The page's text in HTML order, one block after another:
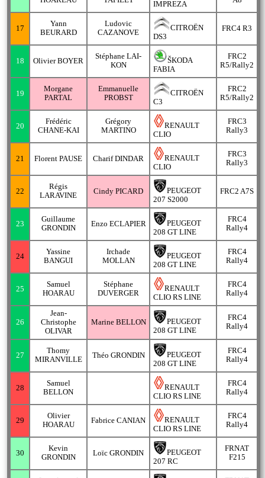
IMPREZA
17
Yann
BEURARD
Ludovic
CAZANOVE
CITROËN
DS3
FRC4 R3
18 Olivier BOYER
Stéphane LAI-
KON
ŠKODA
FABIA
FRC2
R5/Rally2
19
Morgane
PARTAL
Emmanuelle
PROBST
CITROËN
C3
FRC2
R5/Rally2
20
Frédéric
CHANE-KAI
Grégory
MARTINO
RENAULT
CLIO
FRC3
Rally3
21 Florent PAUSE Charif DINDAR
RENAULT
CLIO
FRC3
Rally3
22
Régis
LARAVINE
Cindy PICARD
PEUGEOT
207 S2000
FRC2 A7S
23
Guillaume
GRONDIN
Enzo ECLAPIER
PEUGEOT
208 GT LINE
FRC4
Rally4
24
Yassine
BANGUI
Irchade
MOLLAN
PEUGEOT
208 GT LINE
FRC4
Rally4
25
Samuel
HOARAU
Stéphane
DUVERGER
RENAULT
CLIO RS LINE
FRC4
Rally4
26
Jean-
Christophe
OLIVAR
Marine BELLON
PEUGEOT
208 GT LINE
FRC4
Rally4
27
Thomy
MIRANVILLE
Théo GRONDIN
PEUGEOT
208 GT LINE
FRC4
Rally4
28
Samuel
BELLON
RENAULT
CLIO RS LINE
FRC4
Rally4
29
Olivier
HOARAU
Fabrice CANIAN
RENAULT
CLIO RS LINE
FRC4
Rally4
30
Kevin
GRONDIN
Loïc GRONDIN
PEUGEOT
207 RC
FRNAT
F215